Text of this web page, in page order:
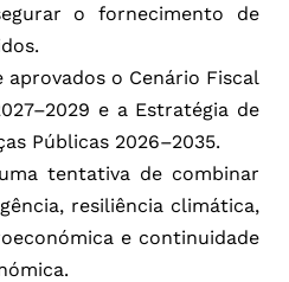
o fornecimento de
o Cenário Fiscal
e a Estratégia de
Públicas 2026–2035.
tentativa de combinar
resiliência climática,
e continuidade